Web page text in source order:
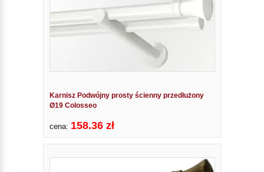
Karnisz Podwójny prosty ścienny przedłużony
Ø19 Colosseo
cena: 158.36 zł